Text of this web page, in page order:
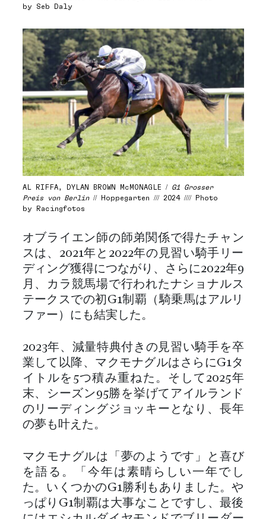
by Seb Daly
AL RIFFA, DYLAN BROWN McMONAGLE / G1 Grosser
Preis von Berlin// Hoppegarten /// 2024 //// Photo
by Racingfotos
オブライエン師の師弟関係で得たチャン
スは、2021年と2022年の見習い騎手リー
ディング獲得につながり、さらに2022年9
月、カラ競馬場で行われたナショナルス
テークスでの初G1制覇（騎乗馬はアルリ
ファー）にも結実した。
2023年、減量特典付きの見習い騎手を卒
業して以降、マクモナグルはさらにG1タ
イトルを5つ積み重ねた。そして2025年
末、シーズン95勝を挙げてアイルランド
のリーディングジョッキーとなり、長年
の夢も叶えた。
マクモナグルは「夢のようです」と喜び
を語る。「今年は素晴らしい一年でし
た。いくつかのG1勝利もありました。や
っぱりG1制覇は大事なことですし、最後